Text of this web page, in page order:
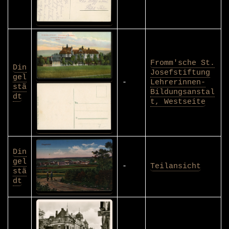
Din
gel
stä
dt
-
Fromm'sche St.
Josefstiftung
Lehrerinnen-
Bildungsanstal
t, Westseite
Din
gel
stä
dt
- Teilansicht